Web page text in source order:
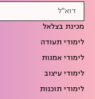
מכינת בצלאל
לימודי תעודה
לימודי אמנות
לימודי עיצוב
לימודי תוכנות